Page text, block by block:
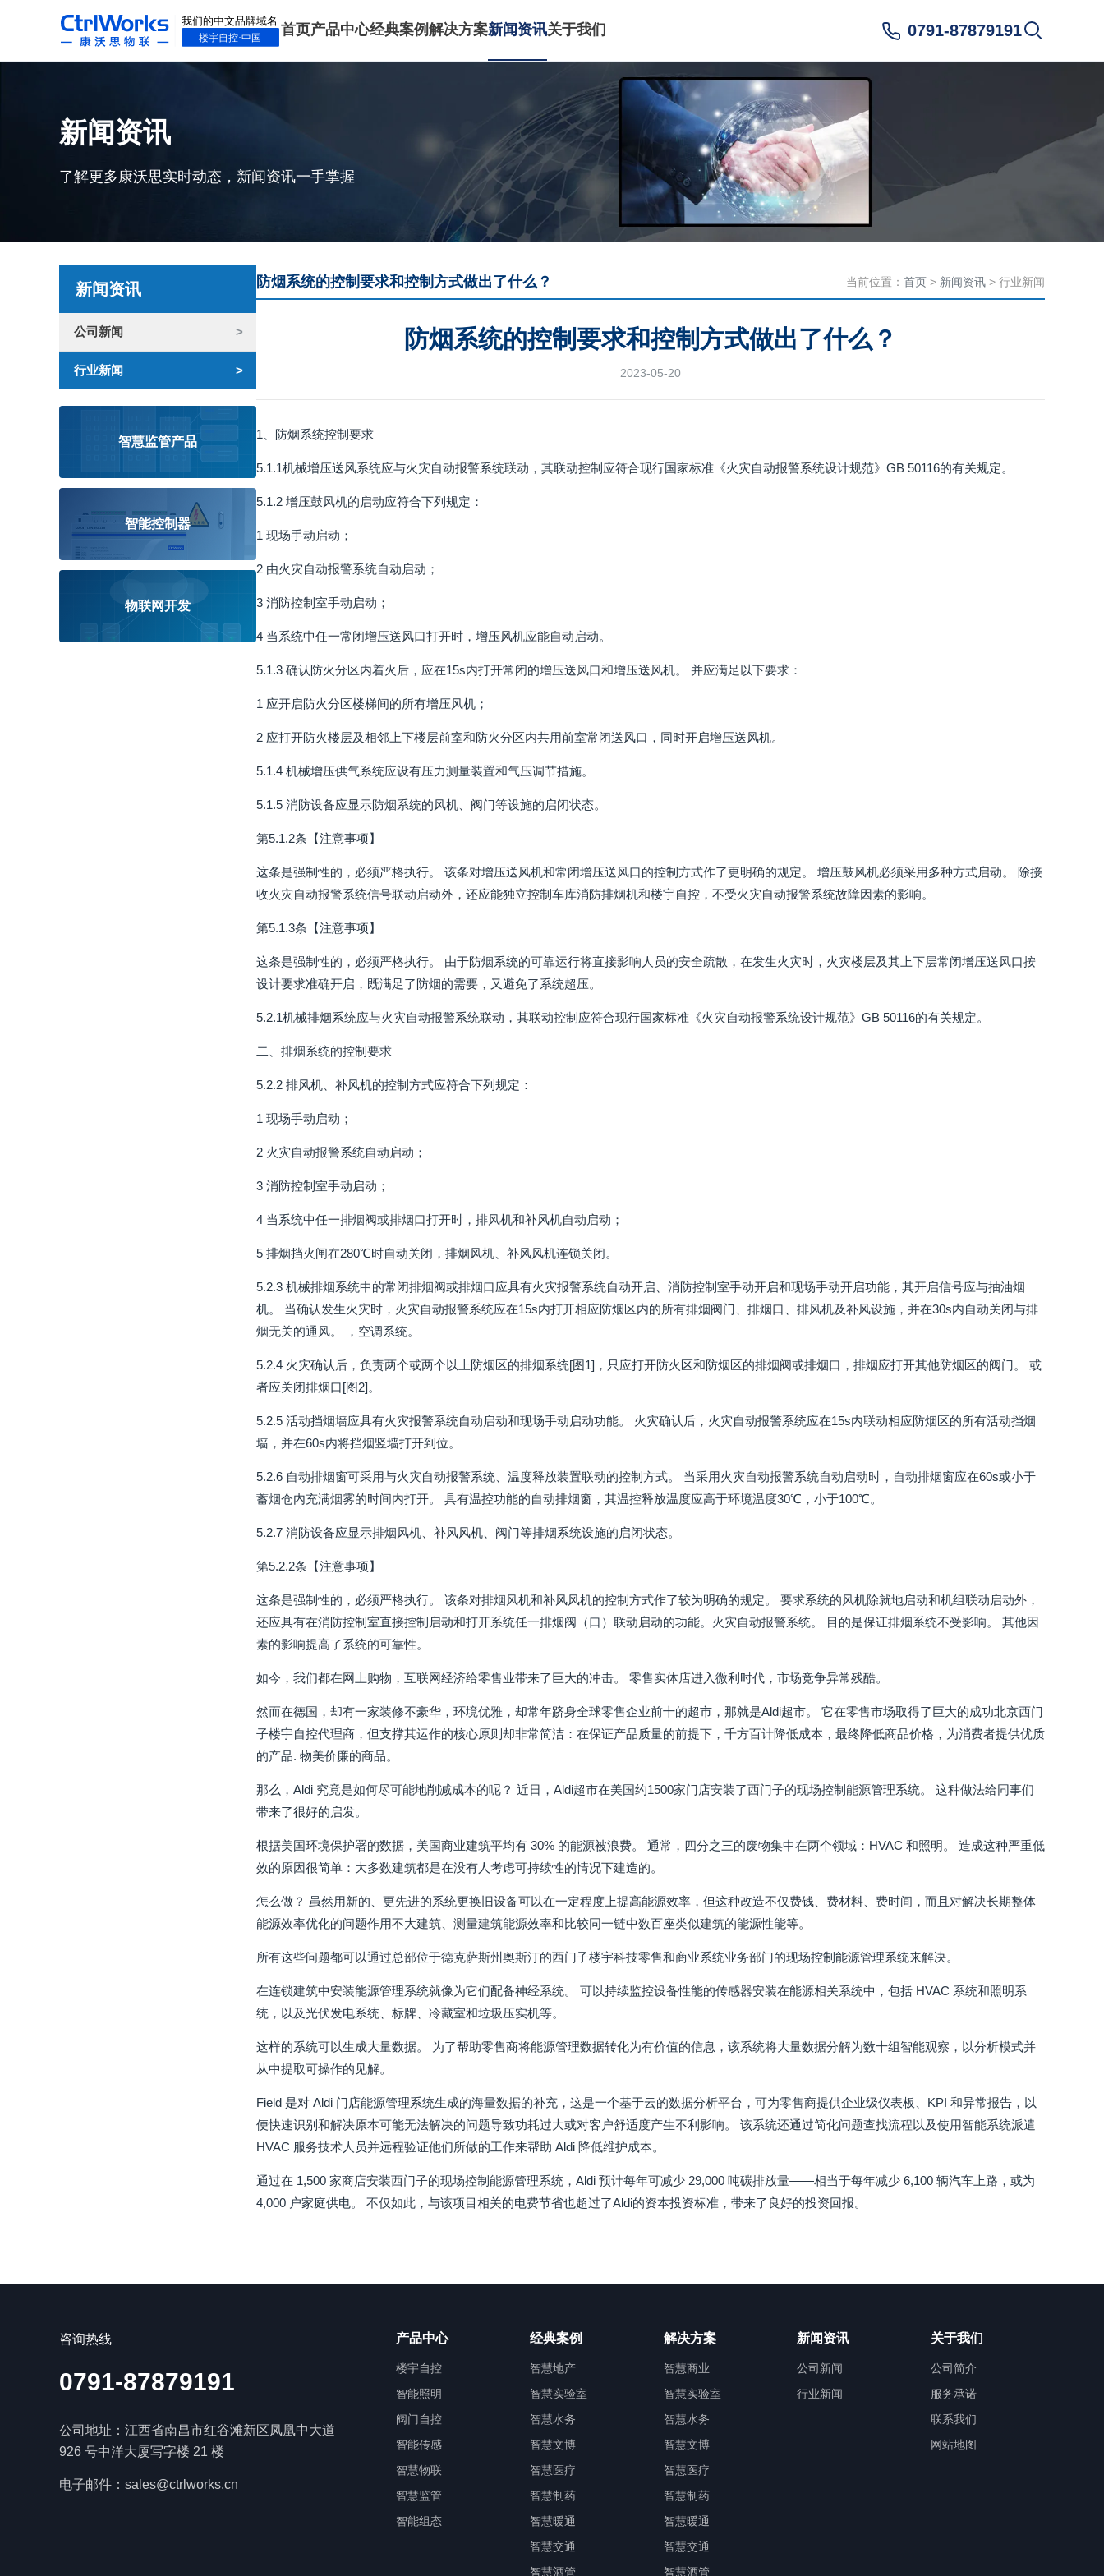
首页产品中心经典案例解决方案新闻资讯关于我们 0791-87879191
新闻资讯
了解更多康沃思实时动态，新闻资讯一手掌握
新闻资讯
公司新闻
行业新闻
智慧监管产品
智能控制器
物联网开发
防烟系统的控制要求和控制方式做出了什么？ 当前位置： 首页 > 新闻资讯 > 行业新闻
防烟系统的控制要求和控制方式做出了什么？
2023-05-20
1、防烟系统控制要求
5.1.1机械增压送风系统应与火灾自动报警系统联动，其联动控制应符合现行国家标准《火灾自动报警系统设计规范》GB 50116的有关规定。
5.1.2 增压鼓风机的启动应符合下列规定：
1 现场手动启动；
2 由火灾自动报警系统自动启动；
3 消防控制室手动启动；
4 当系统中任一常闭增压送风口打开时，增压风机应能自动启动。
5.1.3 确认防火分区内着火后，应在15s内打开常闭的增压送风口和增压送风机。 并应满足以下要求：
1 应开启防火分区楼梯间的所有增压风机；
2 应打开防火楼层及相邻上下楼层前室和防火分区内共用前室常闭送风口，同时开启增压送风机。
5.1.4 机械增压供气系统应设有压力测量装置和气压调节措施。
5.1.5 消防设备应显示防烟系统的风机、阀门等设施的启闭状态。
第5.1.2条【注意事项】
这条是强制性的，必须严格执行。 该条对增压送风机和常闭增压送风口的控制方式作了更明确的规定。 增压鼓风机必须采用多种方式启动。 除接
收火灾自动报警系统信号联动启动外，还应能独立控制车库消防排烟机和楼宇自控，不受火灾自动报警系统故障因素的影响。
第5.1.3条【注意事项】
这条是强制性的，必须严格执行。 由于防烟系统的可靠运行将直接影响人员的安全疏散，在发生火灾时，火灾楼层及其上下层常闭增压送风口按
设计要求准确开启，既满足了防烟的需要，又避免了系统超压。
5.2.1机械排烟系统应与火灾自动报警系统联动，其联动控制应符合现行国家标准《火灾自动报警系统设计规范》GB 50116的有关规定。
二、排烟系统的控制要求
5.2.2 排风机、补风机的控制方式应符合下列规定：
1 现场手动启动；
2 火灾自动报警系统自动启动；
3 消防控制室手动启动；
4 当系统中任一排烟阀或排烟口打开时，排风机和补风机自动启动；
5 排烟挡火闸在280℃时自动关闭，排烟风机、补风风机连锁关闭。
5.2.3 机械排烟系统中的常闭排烟阀或排烟口应具有火灾报警系统自动开启、消防控制室手动开启和现场手动开启功能，其开启信号应与抽油烟
机。 当确认发生火灾时，火灾自动报警系统应在15s内打开相应防烟区内的所有排烟阀门、排烟口、排风机及补风设施，并在30s内自动关闭与排
烟无关的通风。 ，空调系统。
5.2.4 火灾确认后，负责两个或两个以上防烟区的排烟系统[图1]，只应打开防火区和防烟区的排烟阀或排烟口，排烟应打开其他防烟区的阀门。 或
者应关闭排烟口[图2]。
5.2.5 活动挡烟墙应具有火灾报警系统自动启动和现场手动启动功能。 火灾确认后，火灾自动报警系统应在15s内联动相应防烟区的所有活动挡烟
墙，并在60s内将挡烟竖墙打开到位。
5.2.6 自动排烟窗可采用与火灾自动报警系统、温度释放装置联动的控制方式。 当采用火灾自动报警系统自动启动时，自动排烟窗应在60s或小于
蓄烟仓内充满烟雾的时间内打开。 具有温控功能的自动排烟窗，其温控释放温度应高于环境温度30℃，小于100℃。
5.2.7 消防设备应显示排烟风机、补风风机、阀门等排烟系统设施的启闭状态。
第5.2.2条【注意事项】
这条是强制性的，必须严格执行。 该条对排烟风机和补风风机的控制方式作了较为明确的规定。 要求系统的风机除就地启动和机组联动启动外，
还应具有在消防控制室直接控制启动和打开系统任一排烟阀（口）联动启动的功能。火灾自动报警系统。 目的是保证排烟系统不受影响。 其他因
素的影响提高了系统的可靠性。
如今，我们都在网上购物，互联网经济给零售业带来了巨大的冲击。 零售实体店进入微利时代，市场竞争异常残酷。
然而在德国，却有一家装修不豪华，环境优雅，却常年跻身全球零售企业前十的超市，那就是Aldi超市。 它在零售市场取得了巨大的成功北京西门
子楼宇自控代理商，但支撑其运作的核心原则却非常简洁：在保证产品质量的前提下，千方百计降低成本，最终降低商品价格，为消费者提供优质
的产品. 物美价廉的商品。
那么，Aldi 究竟是如何尽可能地削减成本的呢？ 近日，Aldi超市在美国约1500家门店安装了西门子的现场控制能源管理系统。 这种做法给同事们
带来了很好的启发。
根据美国环境保护署的数据，美国商业建筑平均有 30% 的能源被浪费。 通常，四分之三的废物集中在两个领域：HVAC 和照明。 造成这种严重低
效的原因很简单：大多数建筑都是在没有人考虑可持续性的情况下建造的。
怎么做？ 虽然用新的、更先进的系统更换旧设备可以在一定程度上提高能源效率，但这种改造不仅费钱、费材料、费时间，而且对解决长期整体
能源效率优化的问题作用不大建筑、测量建筑能源效率和比较同一链中数百座类似建筑的能源性能等。
所有这些问题都可以通过总部位于德克萨斯州奥斯汀的西门子楼宇科技零售和商业系统业务部门的现场控制能源管理系统来解决。
在连锁建筑中安装能源管理系统就像为它们配备神经系统。 可以持续监控设备性能的传感器安装在能源相关系统中，包括 HVAC 系统和照明系
统，以及光伏发电系统、标牌、冷藏室和垃圾压实机等。
这样的系统可以生成大量数据。 为了帮助零售商将能源管理数据转化为有价值的信息，该系统将大量数据分解为数十组智能观察，以分析模式并
从中提取可操作的见解。
Field 是对 Aldi 门店能源管理系统生成的海量数据的补充，这是一个基于云的数据分析平台，可为零售商提供企业级仪表板、KPI 和异常报告，以
便快速识别和解决原本可能无法解决的问题导致功耗过大或对客户舒适度产生不利影响。 该系统还通过简化问题查找流程以及使用智能系统派遣
HVAC 服务技术人员并远程验证他们所做的工作来帮助 Aldi 降低维护成本。
通过在 1,500 家商店安装西门子的现场控制能源管理系统，Aldi 预计每年可减少 29,000 吨碳排放量——相当于每年减少 6,100 辆汽车上路，或为
4,000 户家庭供电。 不仅如此，与该项目相关的电费节省也超过了Aldi的资本投资标准，带来了良好的投资回报。
咨询热线
0791-87879191
公司地址：江西省南昌市红谷滩新区凤凰中大道
926 号中洋大厦写字楼 21 楼
电子邮件：sales@ctrlworks.cn
产品中心
楼宇自控
智能照明
阀门自控
智能传感
智慧物联
智慧监管
智能组态
经典案例
智慧地产
智慧实验室
智慧水务
智慧文博
智慧医疗
智慧制药
智慧暖通
智慧交通
智慧酒管
解决方案
智慧商业
智慧实验室
智慧水务
智慧文博
智慧医疗
智慧制药
智慧暖通
智慧交通
智慧酒管
新闻资讯
公司新闻
行业新闻
关于我们
公司简介
服务承诺
联系我们
网站地图